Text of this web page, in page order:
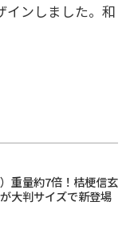
インしました。和
重量約7倍！桔梗信玄
大判サイズで新登場